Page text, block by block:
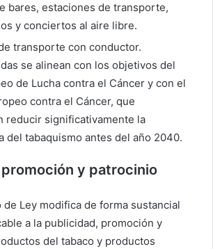
bares, estaciones de transporte,
y conciertos al aire libre.
transporte con conductor.
se alinean con los objetivos del
de Lucha contra el Cáncer y con el
contra el Cáncer, que
reducir significativamente la
del tabaquismo antes del año 2040.
y patrocinio
de Ley modifica de forma sustancial
a la publicidad, promoción y
del tabaco y productos